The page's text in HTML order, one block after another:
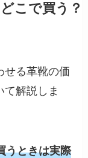
こで買う？
せる革靴の価
解説しま
うときは実際